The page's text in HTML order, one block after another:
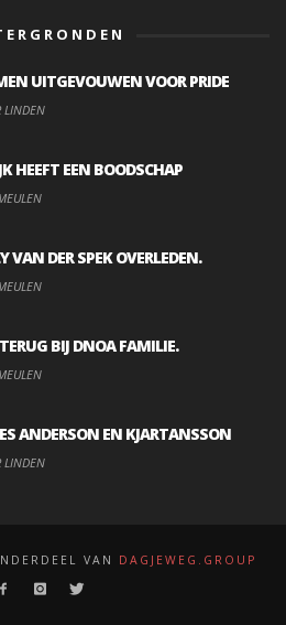
UITGEVOUWEN VOOR PRIDE
LINDEN
HEEFT EEN BOODSCHAP
VAN DER SPEK OVERLEDEN.
BIJ DNOA FAMILIE.
ANDERSON EN KJARTANSSON
LINDEN
VAN DAGJEWEG.GROUP